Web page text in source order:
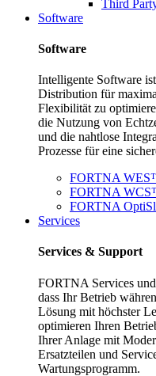
Third
Software
Software
Intelligente Software
Distribution für
Flexibilität zu
die Nutzung von
und die nahtlose
Prozesse für eine
FORTNA
FORTNA
FORTNA
Services
Services & Support
FORTNA Services
dass Ihr Betrieb
Lösung mit höchster
optimieren Ihren
Ihrer Anlage mit
Ersatzteilen und
Wartungsprogramm.